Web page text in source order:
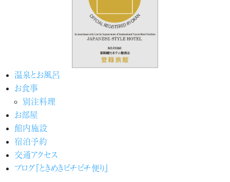
温泉とお風呂
お食事
別注料理
お部屋
館内施設
宿泊予約
交通アクセス
ブログ『ときめきピチピチ便り』